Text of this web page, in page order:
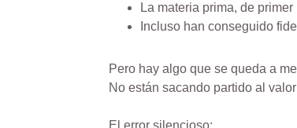
La materia prima, de primer
Incluso han conseguido
Pero hay algo que se queda a
No están sacando partido al
El error silencioso: